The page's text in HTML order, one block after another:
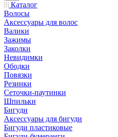
Каталог
Волосы
Аксессуары для волос
Валики
Зажимы
Заколки
Невидимки
Ободки
Повязки
Резинки
Сеточки-паутинки
Шпильки
Бигуди
Аксессуары для бигуди
Бигуди пластиковые